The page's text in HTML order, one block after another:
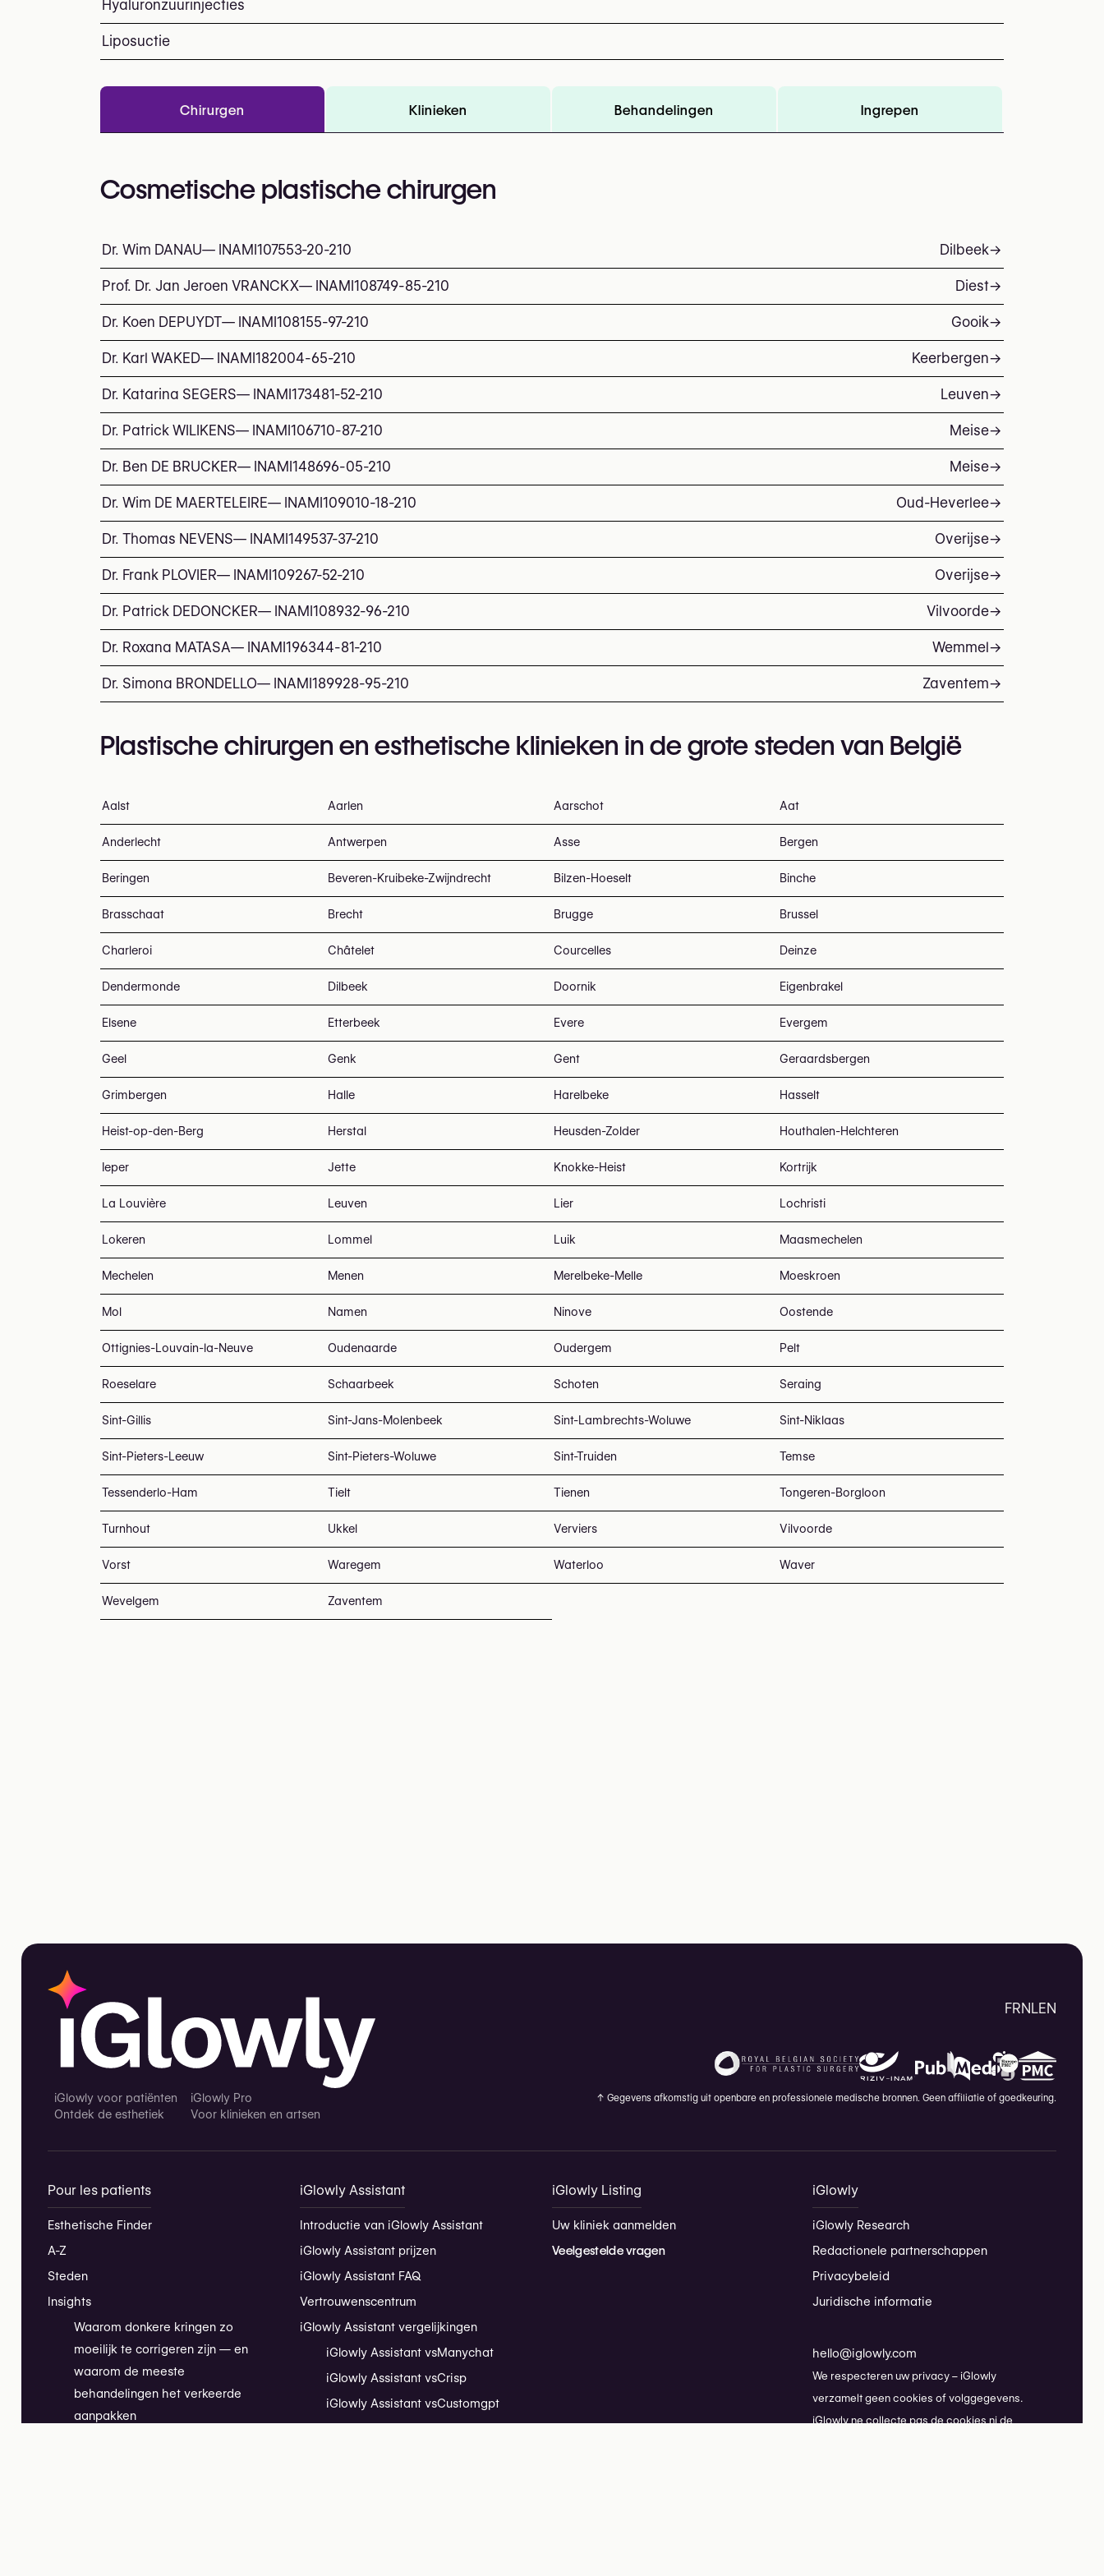
Hyaluronzuurinjecties
Liposuctie
Chirurgen Klinieken Behandelingen Ingrepen
Cosmetische plastische chirurgen
Dr. Wim DANAU— INAMI 107553-20-210 Dilbeek→
Prof. Dr. Jan Jeroen VRANCKX— INAMI 108749-85-210 Diest→
Dr. Koen DEPUYDT— INAMI 108155-97-210 Gooik→
Dr. Karl WAKED— INAMI 182004-65-210 Keerbergen→
Dr. Katarina SEGERS— INAMI 173481-52-210 Leuven→
Dr. Patrick WILIKENS— INAMI 106710-87-210 Meise→
Dr. Ben DE BRUCKER— INAMI 148696-05-210 Meise→
Dr. Wim DE MAERTELEIRE— INAMI 109010-18-210 Oud-Heverlee→
Dr. Thomas NEVENS— INAMI 149537-37-210 Overijse→
Dr. Frank PLOVIER— INAMI 109267-52-210 Overijse→
Dr. Patrick DEDONCKER— INAMI 108932-96-210 Vilvoorde→
Dr. Roxana MATASA— INAMI 196344-81-210 Wemmel→
Dr. Simona BRONDELLO— INAMI 189928-95-210 Zaventem→
Plastische chirurgen en esthetische klinieken in de grote steden van België
Aalst Aarlen Aarschot Aat
Anderlecht Antwerpen Asse Bergen
Beringen Beveren-Kruibeke-Zwijndrecht Bilzen-Hoeselt Binche
Brasschaat Brecht Brugge Brussel
Charleroi Châtelet Courcelles Deinze
Dendermonde Dilbeek Doornik Eigenbrakel
Elsene Etterbeek Evere Evergem
Geel Genk Gent Geraardsbergen
Grimbergen Halle Harelbeke Hasselt
Heist-op-den-Berg Herstal Heusden-Zolder Houthalen-Helchteren
Ieper Jette Knokke-Heist Kortrijk
La Louvière Leuven Lier Lochristi
Lokeren Lommel Luik Maasmechelen
Mechelen Menen Merelbeke-Melle Moeskroen
Mol Namen Ninove Oostende
Ottignies-Louvain-la-Neuve Oudenaarde Oudergem Pelt
Roeselare Schaarbeek Schoten Seraing
Sint-Gillis Sint-Jans-Molenbeek Sint-Lambrechts-Woluwe Sint-Niklaas
Sint-Pieters-Leeuw Sint-Pieters-Woluwe Sint-Truiden Temse
Tessenderlo-Ham Tielt Tienen Tongeren-Borgloon
Turnhout Ukkel Verviers Vilvoorde
Vorst Waregem Waterloo Waver
Wevelgem Zaventem
iGlowly voor patiënten
Ontdek de esthetiek
iGlowly Pro
Voor klinieken en artsen
FRNLEN
↑ Gegevens afkomstig uit openbare en professionele medische bronnen. Geen affiliatie of goedkeuring.
Pour les patients
Esthetische Finder
A-Z
Steden
Insights
Waarom donkere kringen zo
moeilijk te corrigeren zijn — en
waarom de meeste
behandelingen het verkeerde
aanpakken
iGlowly Assistant
Introductie van iGlowly Assistant
iGlowly Assistant prijzen
iGlowly Assistant FAQ
Vertrouwenscentrum
iGlowly Assistant vergelijkingen
iGlowly Assistant vsManychat
iGlowly Assistant vsCrisp
iGlowly Assistant vsCustomgpt
iGlowly Listing
Uw kliniek aanmelden
Veelgestelde vragen
iGlowly
iGlowly Research
Redactionele partnerschappen
Privacybeleid
Juridische informatie
hello@iglowly.com
We respecteren uw privacy – iGlowly
verzamelt geen cookies of volggegevens.
iGlowly ne collecte pas de cookies ni de